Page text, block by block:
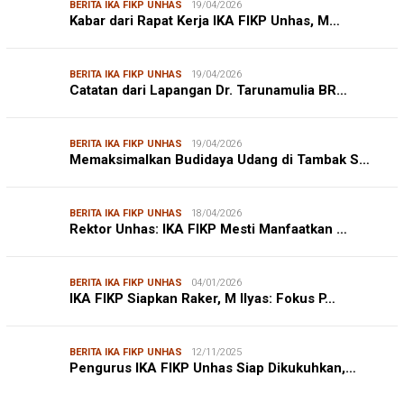
BERITA IKA FIKP UNHAS 19/04/2026
Kabar dari Rapat Kerja IKA FIKP Unhas, M…
BERITA IKA FIKP UNHAS 19/04/2026
Catatan dari Lapangan Dr. Tarunamulia BR…
BERITA IKA FIKP UNHAS 19/04/2026
Memaksimalkan Budidaya Udang di Tambak S…
BERITA IKA FIKP UNHAS 18/04/2026
Rektor Unhas: IKA FIKP Mesti Manfaatkan …
BERITA IKA FIKP UNHAS 04/01/2026
IKA FIKP Siapkan Raker, M Ilyas: Fokus P…
BERITA IKA FIKP UNHAS 12/11/2025
Pengurus IKA FIKP Unhas Siap Dikukuhkan,…